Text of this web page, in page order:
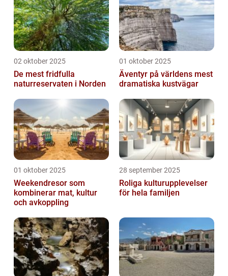
02 oktober 2025
De mest fridfulla
naturreservaten i Norden
01 oktober 2025
Äventyr på världens mest
dramatiska kustvägar
01 oktober 2025
Weekendresor som
kombinerar mat, kultur
och avkoppling
28 september 2025
Roliga kulturupplevelser
för hela familjen